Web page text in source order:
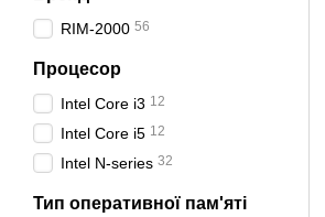
RIM-2000 56
Процесор
Intel Core i3 12
Intel Core i5 12
Intel N-series 32
Тип оперативної пам'яті